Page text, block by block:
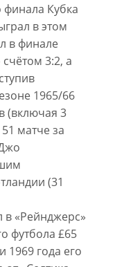
Кубка
в этом
в финале
3:2, а
1965/66
(включая 3
матче за
(31
в «Рейнджерс»
футбола £65
1969 года его